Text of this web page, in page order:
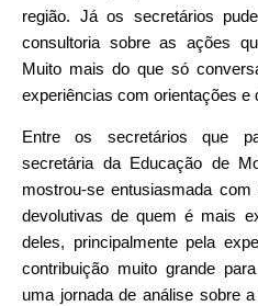
região. Já os secretários
consultoria sobre as ações
Muito mais do que só
experiências com orientações e
Entre os secretários que
secretária da Educação de
mostrou-se entusiasmada
devolutivas de quem é mais
deles, principalmente pela
contribuição muito grande
uma jornada de análise sobre